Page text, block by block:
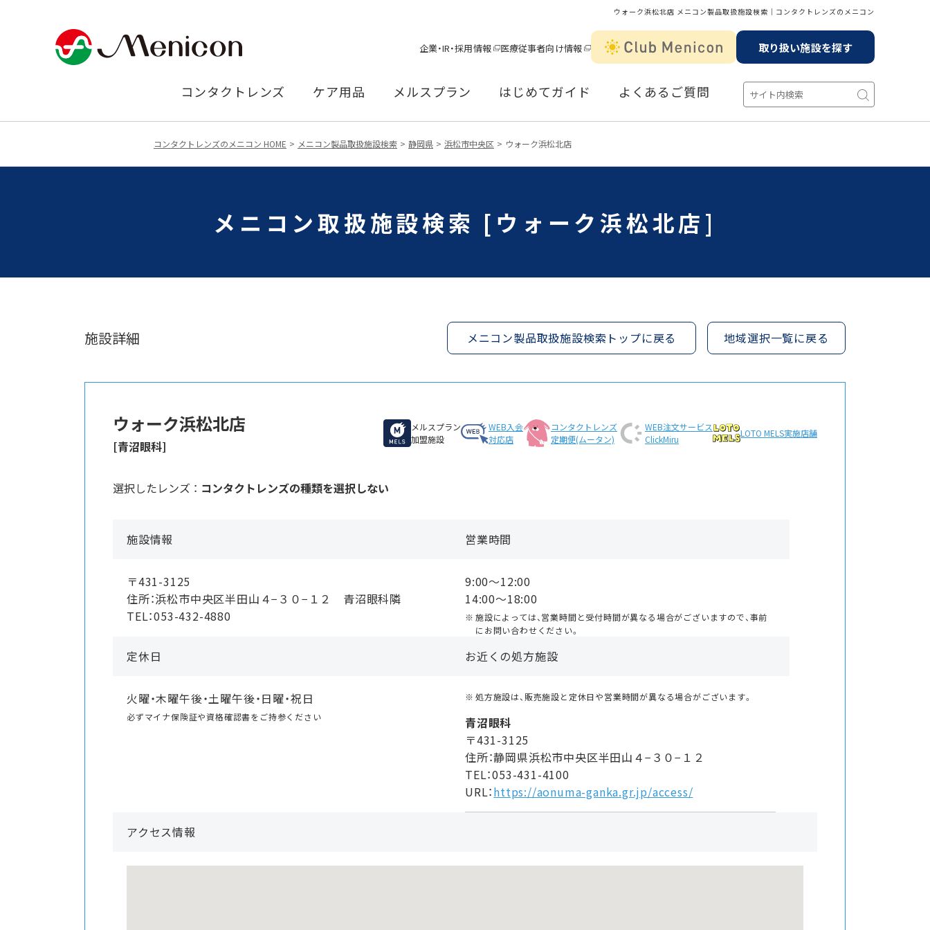
ウォーク浜松北店 メニコン製品取扱施設検索│コンタクトレンズのメニコン
企業・IR・採用情報 医療従事者向け情報 取り扱い施設を探す
コンタクトレンズ ケア用品 メルスプラン はじめてガイド よくあるご質問
コンタクトレンズのメニコン HOME メニコン製品取扱施設検索 静岡県 浜松市中央区 ウォーク浜松北店
メニコン取扱施設検索 [ウォーク浜松北店]
施設詳細 メニコン製品取扱施設検索トップに戻る 地域選択一覧に戻る
ウォーク浜松北店
[青沼眼科]
メルスプラン
加盟施設
WEB入会
対応店
コンタクトレンズ
定期便(ムータン)
WEB注文サービス
ClickMiru
LOTO MELS実施店舗
選択したレンズ ： コンタクトレンズの種類を選択しない
施設情報
〒431-3125
住所：浜松市中央区半田山４−３０−１２ 青沼眼科隣
TEL：053-432-4880
営業時間
9:00〜12:00
14:00〜18:00
施設によっては、営業時間と受付時間が異なる場合がございますので、事前
にお問い合わせください。
定休日
火曜・木曜午後・土曜午後・日曜・祝日
必ずマイナ保険証や資格確認書をご持参ください
お近くの処方施設
処方施設は、販売施設と定休日や営業時間が異なる場合がございます。
青沼眼科
〒431-3125
住所：静岡県浜松市中央区半田山４−３０−１２
TEL：053-431-4100
URL：https://aonuma-ganka.gr.jp/access/
アクセス情報